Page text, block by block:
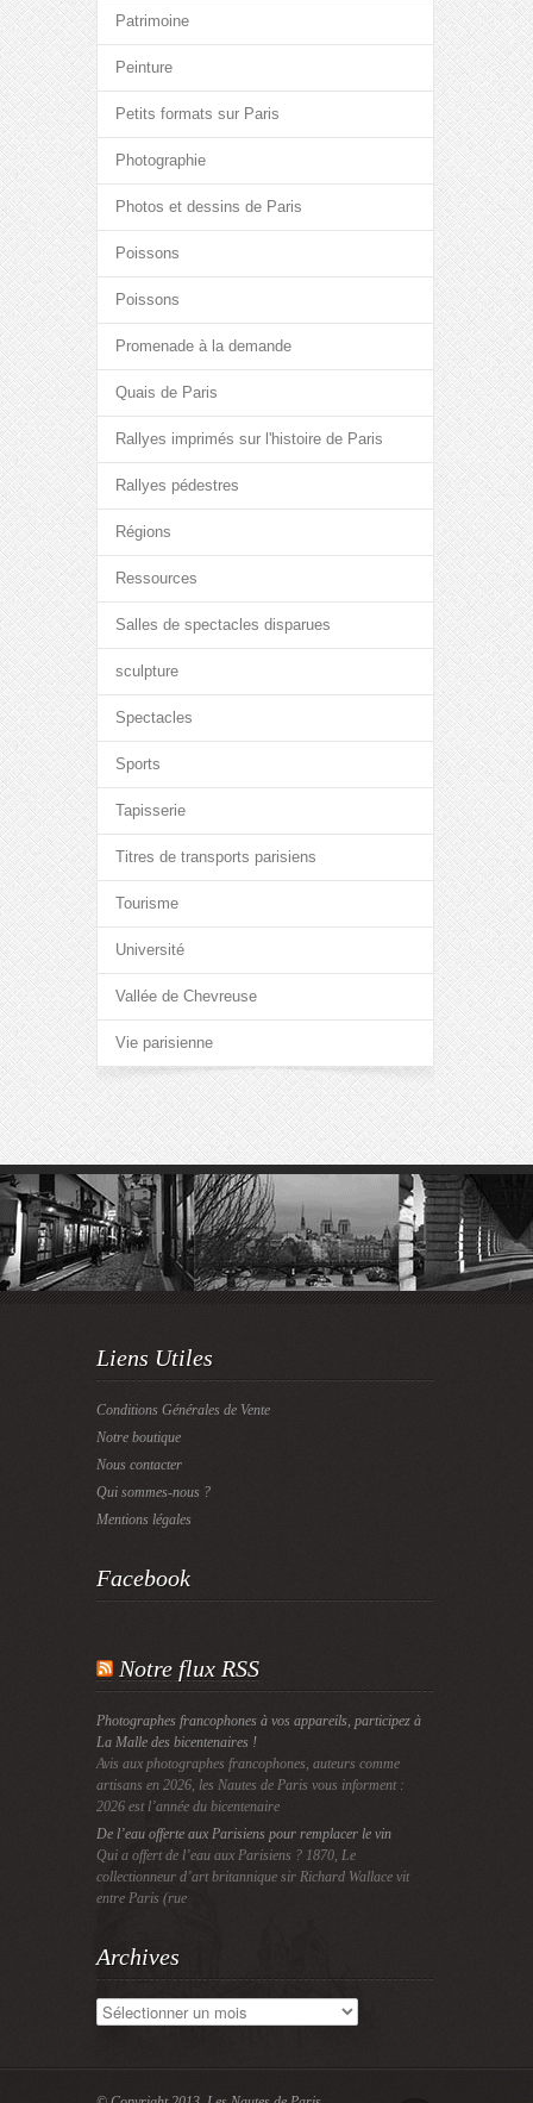
Patrimoine
Peinture
Petits formats sur Paris
Photographie
Photos et dessins de Paris
Poissons
Poissons
Promenade à la demande
Quais de Paris
Rallyes imprimés sur l'histoire de Paris
Rallyes pédestres
Régions
Ressources
Salles de spectacles disparues
sculpture
Spectacles
Sports
Tapisserie
Titres de transports parisiens
Tourisme
Université
Vallée de Chevreuse
Vie parisienne
Liens Utiles
Conditions Générales de Vente
Notre boutique
Nous contacter
Qui sommes-nous ?
Mentions légales
Facebook
Notre flux RSS
Photographes francophones à vos appareils, participez à
La Malle des bicentenaires !
Avis aux photographes francophones, auteurs comme
artisans en 2026, les Nautes de Paris vous informent :
2026 est l’année du bicentenaire
De l’eau offerte aux Parisiens pour remplacer le vin
Qui a offert de l’eau aux Parisiens ? 1870, Le
collectionneur d’art britannique sir Richard Wallace vit
entre Paris (rue
Archives
Archives